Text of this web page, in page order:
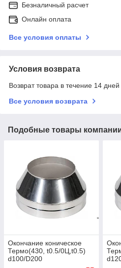
Безналичный расчет
Онлайн оплата
Все условия оплаты
Условия возврата
Возврат товара в течение 14
Все условия возврата
Подобные товары
Окончание коническое
Термо(430, t0.5/0Ц,t0.5)
d100/D200